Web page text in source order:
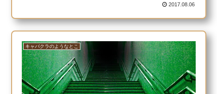
2017.08.06
キャバクラのようなとこ